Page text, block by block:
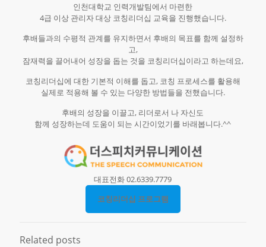
인천대학교 인력개발팀에서 마련한
4급 이상 관리자 대상 코칭리더십 교육을 진행했습니다.
후배들과의 수평적 관계를 유지하면서 후배의 목표를 함께 설정하
고,
잠재력을 끌어내어 성장을 돕는 것을 코칭리더십이라고 하는데요,
코칭리더십에 대한 기본적 이해를 돕고, 코칭 프로세스를 활용해
실제로 적용해 볼 수 있는 다양한 방법들을 전했습니다.
후배의 성장을 이끌고, 리더로서 나 자신도
함께 성장하는데 도움이 되는 시간이었기를 바래봅니다.^^
대표전화 02.6339.7779
코칭리더십 프로그램
Related posts